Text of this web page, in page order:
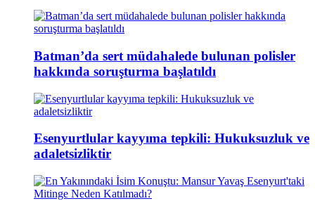
Batman’da sert müdahalede bulunan polisler
hakkında soruşturma başlatıldı
Esenyurtlular kayyıma tepkili: Hukuksuzluk ve
adaletsizliktir